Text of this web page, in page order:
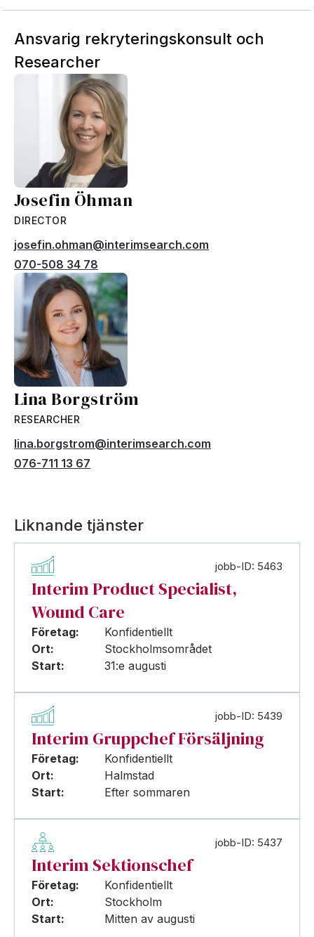
Ansvarig rekryteringskonsult och
Researcher
Josefin Öhman
DIRECTOR
josefin.ohman@interimsearch.com
070-508 34 78
Lina Borgström
RESEARCHER
lina.borgstrom@interimsearch.com
076-711 13 67
Liknande tjänster
jobb-ID: 5463
Interim Product Specialist,
Wound Care
Företag:
Konfidentiellt
Ort:
Stockholmsområdet
Start:
31:e augusti
jobb-ID: 5439
Interim Gruppchef Försäljning
Företag:
Konfidentiellt
Ort:
Halmstad
Start:
Efter sommaren
jobb-ID: 5437
Interim Sektionschef
Företag:
Konfidentiellt
Ort:
Stockholm
Start:
Mitten av augusti